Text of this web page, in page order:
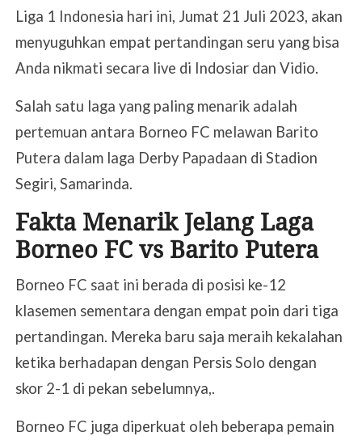
Liga 1 Indonesia hari ini, Jumat 21 Juli 2023, akan
menyuguhkan empat pertandingan seru yang bisa
Anda nikmati secara live di Indosiar dan Vidio.
Salah satu laga yang paling menarik adalah
pertemuan antara Borneo FC melawan Barito
Putera dalam laga Derby Papadaan di Stadion
Segiri, Samarinda.
Fakta Menarik Jelang Laga
Borneo FC vs Barito Putera
Borneo FC saat ini berada di posisi ke-12
klasemen sementara dengan empat poin dari tiga
pertandingan. Mereka baru saja meraih kekalahan
ketika berhadapan dengan Persis Solo dengan
skor 2-1 di pekan sebelumnya,.
Borneo FC juga diperkuat oleh beberapa pemain